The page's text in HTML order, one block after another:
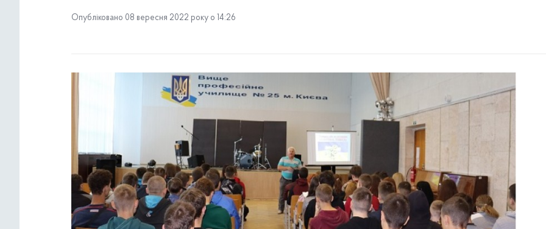
Опубліковано 08 вересня 2022 року о 14:26